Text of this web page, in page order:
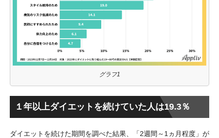
グラフ1
１年以上ダイエットを続けていた人は19.3％
ダイエットを続けた期間を調べた結果、「2週間～1ヵ月程度」が